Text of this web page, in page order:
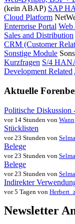
(kein ABAP) SAP
Cloud Platform
Enterprise Portal Web
Sales and Distribution
CRM (Customer
Sonstige Module
Kurzfragen S/4
Development Related
Aktuelle
Politische Diskussion
vor 14 Stunden von Wann
Stücklisten
vor 23 Stunden von
Belege
vor 23 Stunden von
Belege
vor 23 Stunden von
Indirekter
vor 5 Tagen von
Newsletter